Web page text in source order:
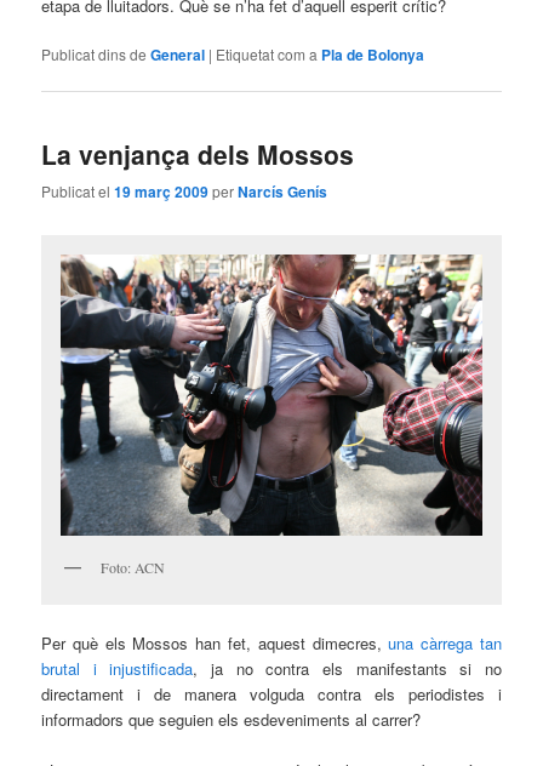
etapa de lluitadors. Què se n’ha fet d’aquell esperit crític?
Publicat dins de General | Etiquetat com a Pla de Bolonya
La venjança dels Mossos
Publicat el19 març 2009perNarcís Genís
Foto: ACN
Per què els Mossos han fet, aquest dimecres,una càrrega tan
brutal i injustificada, ja no contra els manifestants si no
directament i de manera volguda contra els periodistes i
informadors que seguien els esdeveniments al carrer?